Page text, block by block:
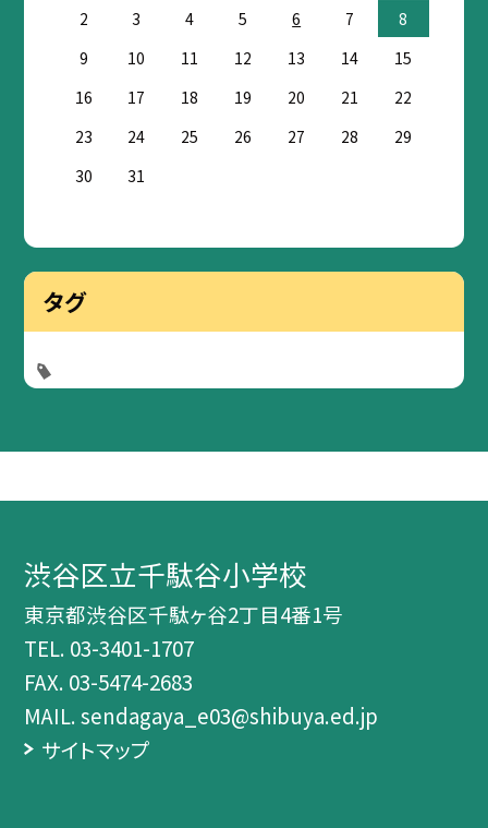
2
3 4 5 6 7
8
9
10 11 12 13 14
15
16
17 18 19 20 21
22
23
24 25 26 27 28
29
30
31
タグ
渋谷区立千駄谷小学校
東京都渋谷区千駄ヶ谷2丁目4番1号
TEL. 03-3401-1707
FAX. 03-5474-2683
MAIL. sendagaya_e03@shibuya.ed.jp
サイトマップ